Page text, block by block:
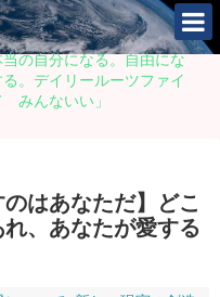
の自分になる。自由にな
。デイリールーツファイ
みんないい」
のはあなただ】どこ
、あなたが愛する